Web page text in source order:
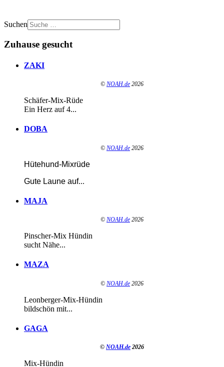
Suchen
Zuhause gesucht
ZAKI
© NOAH.de 2026
Schäfer-Mix-Rüde
Ein Herz auf 4...
DOBA
© NOAH.de 2026
Hütehund-Mixrüde
Gute Laune auf...
MAJA
© NOAH.de 2026
Pinscher-Mix Hündin
sucht Nähe...
MAZA
© NOAH.de 2026
Leonberger-Mix-Hündin
bildschön mit...
GAGA
© NOAH.de 2026
Mix-Hündin